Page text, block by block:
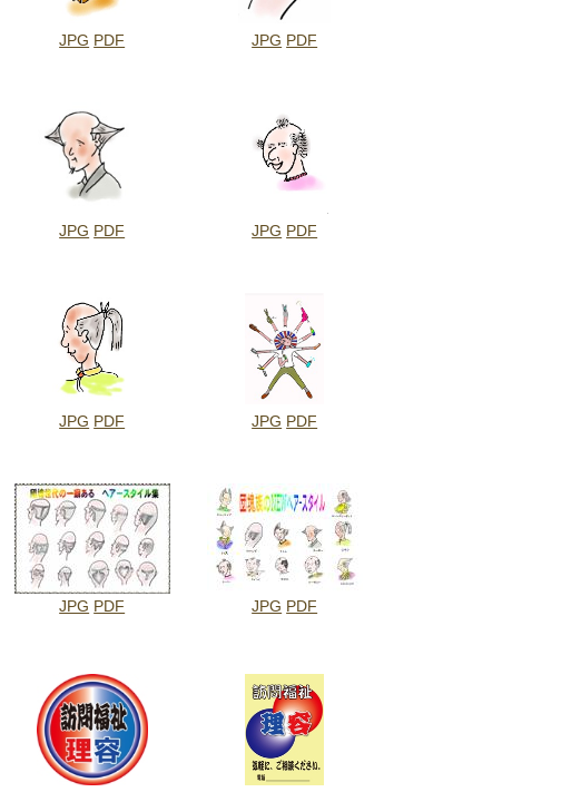
JPG PDF JPG PDF
JPG PDF JPG PDF
JPG PDF JPG PDF
JPG PDF JPG PDF